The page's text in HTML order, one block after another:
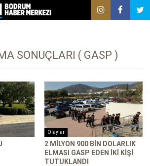
SONUÇLARI ( GASP )
Olaylar
2 MILYON 900 BIN DOLARLIK
ELMASI GASP EDEN IKI KIŞI
TUTUKLANDI